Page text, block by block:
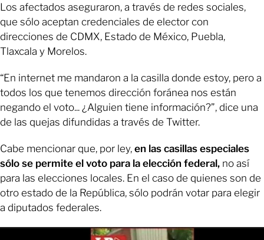
Los afectados aseguraron, a través de redes sociales,
que sólo aceptan credenciales de elector con
direcciones de CDMX, Estado de México, Puebla,
Tlaxcala y Morelos.
“En internet me mandaron a la casilla donde estoy, pero a
todos los que tenemos dirección foránea nos están
negando el voto... ¿Alguien tiene información?”, dice una
de las quejas difundidas a través de Twitter.
Cabe mencionar que, por ley, en las casillas especiales
sólo se permite el voto para la elección federal, no así
para las elecciones locales. En el caso de quienes son de
otro estado de la República, sólo podrán votar para elegir
a diputados federales.